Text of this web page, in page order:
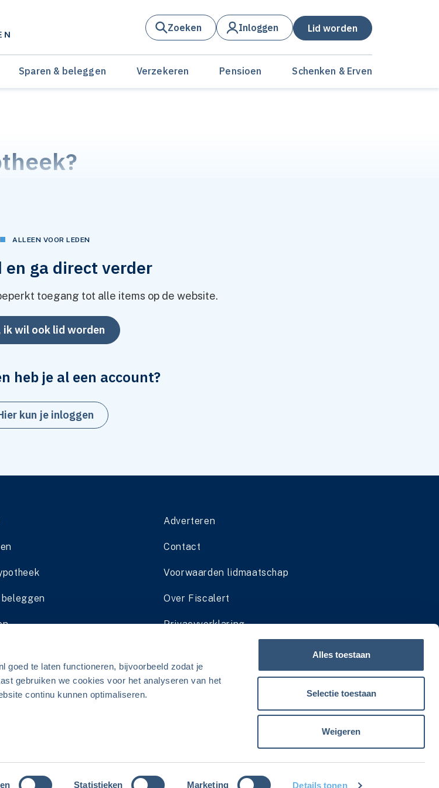
goed te laten functioneren, bijvoorbeeld zodat je
gebruiken we cookies voor het analyseren van het
continu kunnen optimaliseren.
Statistieken Marketing Details tonen
Alles toestaan
Selectie toestaan
Weigeren
Zoeken Inloggen Lid worden
Sparen & beleggen Verzekeren Pensioen Schenken & Erven
ALLEEN VOOR LEDEN
en ga direct verder
toegang tot alle items op de website.
ik wil ook lid worden
heb je al een account?
kun je inloggen
& Erven
Adverteren
Contact
Voorwaarden lidmaatschap
Over Fiscalert
Privacyverklaring
Adviesservice zomersluiting